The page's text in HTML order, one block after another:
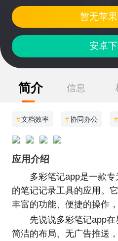
安卓
暂无苹
简介 信息
#文档效率 #协同办公 #
应用介绍
多彩笔记app是一款
的笔记记录工具的应用。
丰富的功能、便捷的操作
先说说多彩笔记app在
简洁的布局、无广告推送